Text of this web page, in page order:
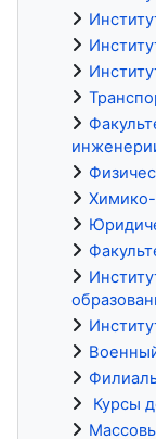
Химико-
Курсы